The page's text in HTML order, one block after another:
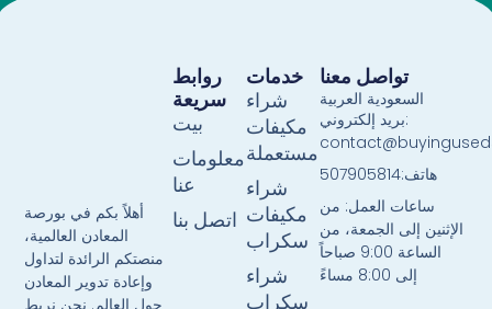
أهلاً بكم في بورصة
المعادن العالمية،
منصتكم الرائدة لتداول
وإعادة تدوير المعادن
حول العالم. نحن نربط
خدمات
شراء
مكيفات
مستعملة
شراء
مكيفات
سكراب
شراء
سكراب
روابط
سريعة
بيت
معلومات
عنا
اتصل بنا
تواصل معنا
السعودية العربية
بريد إلكتروني:
هاتف:507905814
ساعات العمل: من
الإثنين إلى الجمعة، من
الساعة 9:00 صباحاً
إلى 8:00 مساءً